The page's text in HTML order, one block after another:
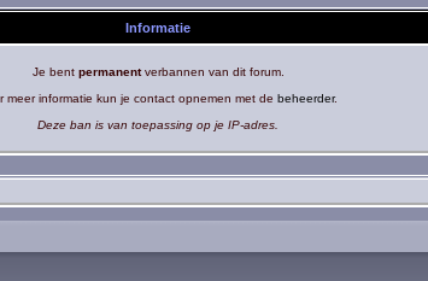
Informatie
Je bent permanentverbannen van dit forum.
meer informatie kun je contact opnemen met de beheerder.
Deze ban is van toepassing op je IP-adres.